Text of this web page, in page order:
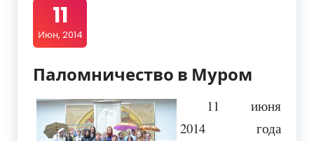
11
Июн, 2014
Паломничество в Муром
11 июня
2014 года